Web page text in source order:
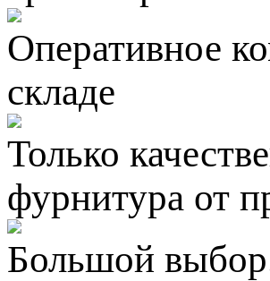
Оперативное
складе
Только
фурнитура от
Большой